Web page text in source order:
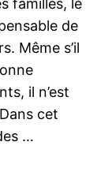
familles, le
de
Même s’il
il n’est
cet
…